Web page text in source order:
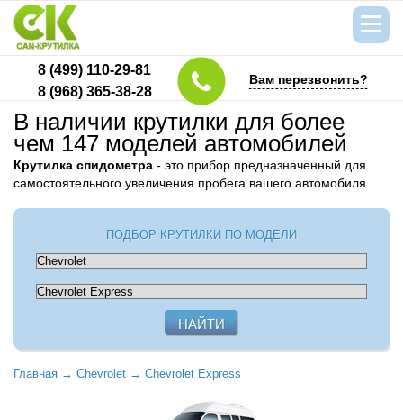
8 (499) 110-29-81
8 (968) 365-38-28
Вам перезвонить?
В наличии крутилки для более
чем 147 моделей автомобилей
Крутилка спидометра - это прибор предназначенный для
самостоятельного увеличения пробега вашего автомобиля
ПОДБОР КРУТИЛКИ ПО МОДЕЛИ
Главная → Chevrolet → Chevrolet Express